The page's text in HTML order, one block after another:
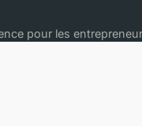
pour les